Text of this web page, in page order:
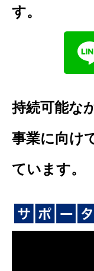
す。
持続可能な
事業に向け
ています。